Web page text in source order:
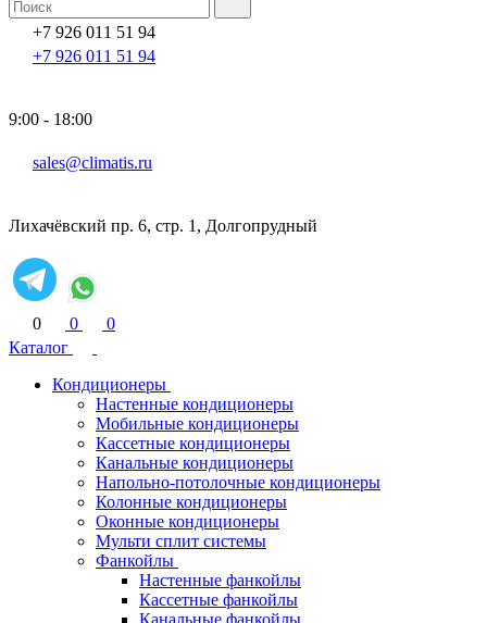
+7 926 011 51 94
+7 926 011 51 94
9:00 - 18:00
sales@climatis.ru
Лихачёвский пр. 6, стр. 1, Долгопрудный
0 0
0
Каталог
Кондиционеры
Настенные кондиционеры
Мобильные кондиционеры
Кассетные кондиционеры
Канальные кондиционеры
Напольно-потолочные кондиционеры
Колонные кондиционеры
Оконные кондиционеры
Мульти сплит системы
Фанкойлы
Настенные фанкойлы
Кассетные фанкойлы
Канальные фанкойлы